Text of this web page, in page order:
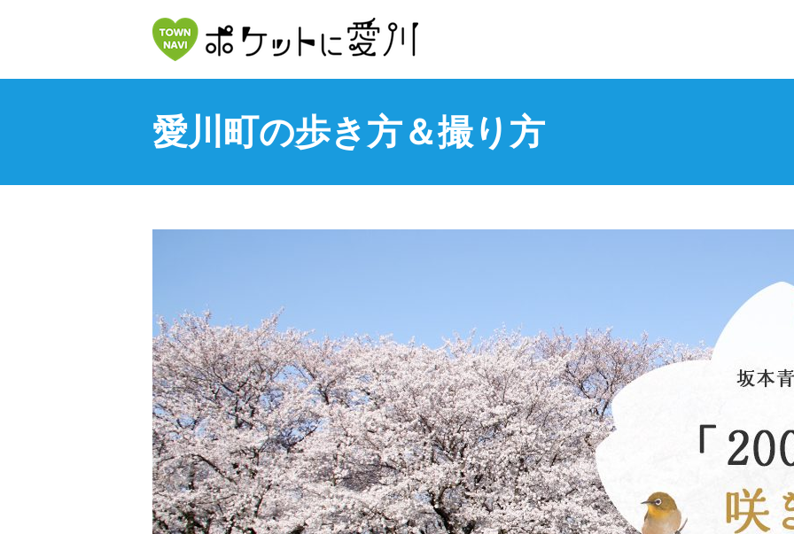
愛川町の歩き方＆撮り方